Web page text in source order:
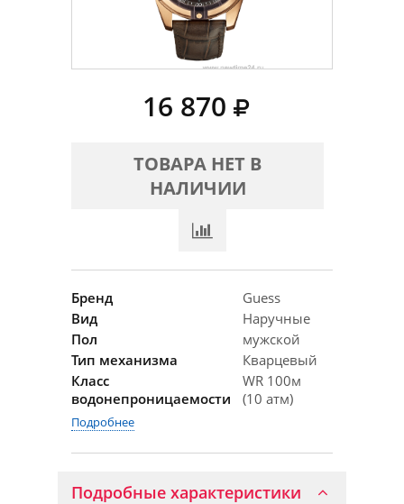
16 870
ТОВАРА НЕТ В
НАЛИЧИИ
Бренд
Guess
Вид
Наручные
Пол
мужской
Тип механизма
Кварцевый
Класс
водонепроницаемости
WR 100м
(10 атм)
Подробнее
Подробные характеристики